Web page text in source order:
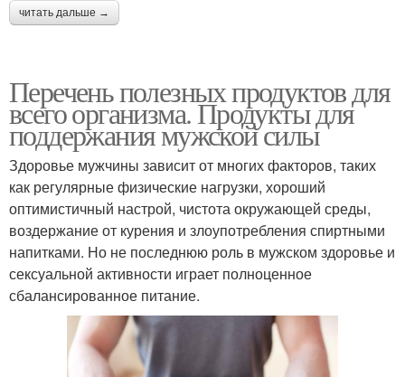
читать дальше →
Перечень полезных продуктов для
всего организма. Продукты для
поддержания мужской силы
Здоровье мужчины зависит от многих факторов, таких
как регулярные физические нагрузки, хороший
оптимистичный настрой, чистота окружающей среды,
воздержание от курения и злоупотребления спиртными
напитками. Но не последнюю роль в мужском здоровье и
сексуальной активности играет полноценное
сбалансированное питание.